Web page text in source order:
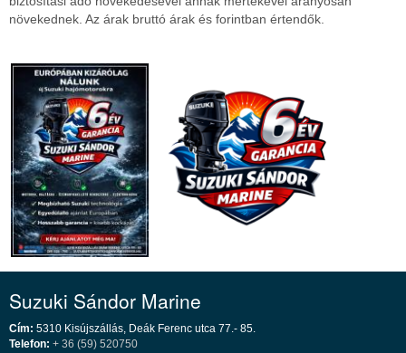
növekednek. Az árak bruttó árak és forintban értendők.
Suzuki Sándor Marine
Cím: 5310 Kisújszállás, Deák Ferenc utca 77.- 85.
Telefon: + 36 (59) 520750